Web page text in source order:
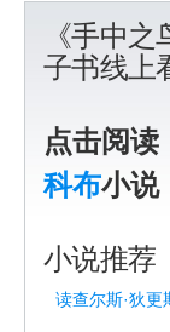
《手中
子书线上
点击阅读
科布小说
小说推荐
读查尔斯·狄